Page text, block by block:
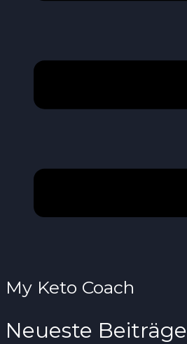
My Keto Coach
Neueste Beiträge